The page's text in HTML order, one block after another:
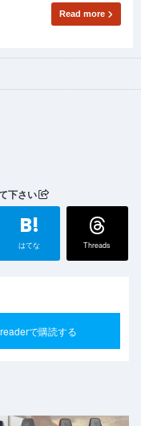
Read more
下さい
B!
はてな Threads
で購読する